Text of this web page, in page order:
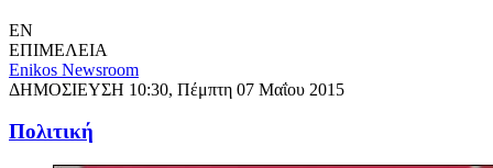
EN
ΕΠΙΜΕΛΕΙΑ
Enikos Newsroom
ΔΗΜΟΣΙΕΥΣΗ 10:30, Πέμπτη 07 Μαΐου 2015
Πολιτική